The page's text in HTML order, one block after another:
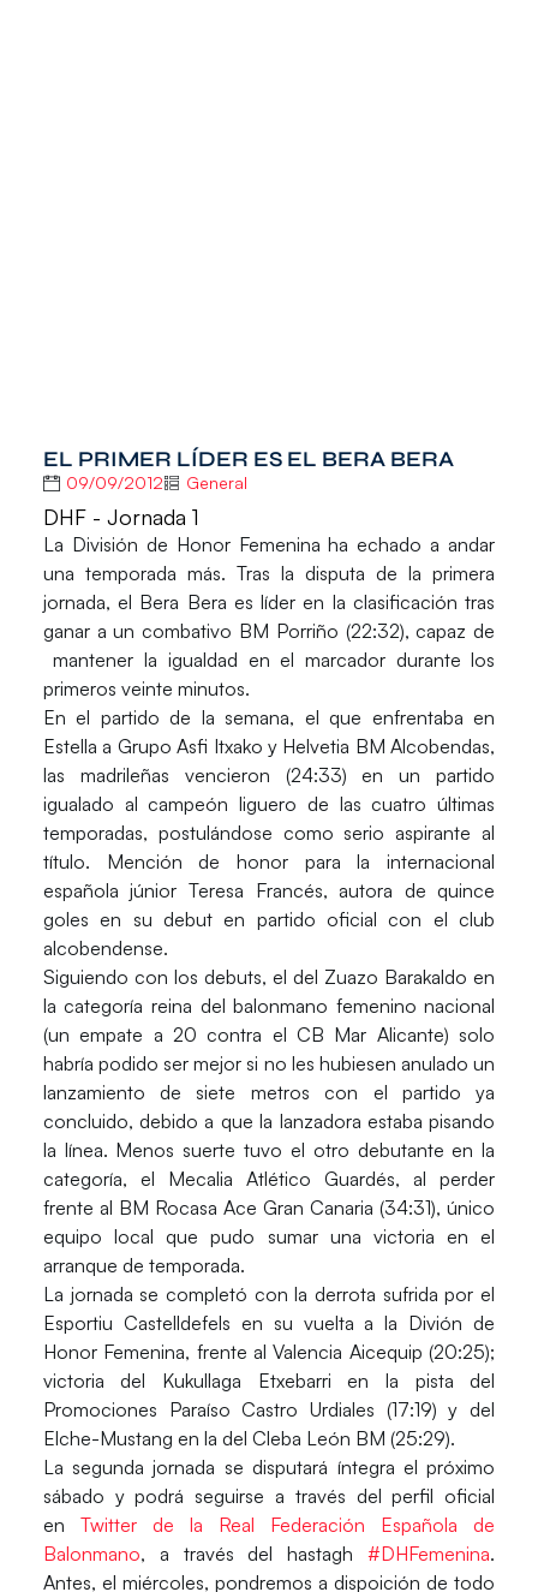
EL PRIMER LÍDER ES EL BERA BERA
09/09/2012 General
DHF - Jornada 1
La División de Honor Femenina ha echado a andar
una temporada más. Tras la disputa de la primera
jornada, el Bera Bera es líder en la clasificación tras
ganar a un combativo BM Porriño (22:32), capaz de
mantener la igualdad en el marcador durante los
primeros veinte minutos.
En el partido de la semana, el que enfrentaba en
Estella a Grupo Asfi Itxako y Helvetia BM Alcobendas,
las madrileñas vencieron (24:33) en un partido
igualado al campeón liguero de las cuatro últimas
temporadas, postulándose como serio aspirante al
título. Mención de honor para la internacional
española júnior Teresa Francés, autora de quince
goles en su debut en partido oficial con el club
alcobendense.
Siguiendo con los debuts, el del Zuazo Barakaldo en
la categoría reina del balonmano femenino nacional
(un empate a 20 contra el CB Mar Alicante) solo
habría podido ser mejor si no les hubiesen anulado un
lanzamiento de siete metros con el partido ya
concluido, debido a que la lanzadora estaba pisando
la línea. Menos suerte tuvo el otro debutante en la
categoría, el Mecalia Atlético Guardés, al perder
frente al BM Rocasa Ace Gran Canaria (34:31), único
equipo local que pudo sumar una victoria en el
arranque de temporada.
La jornada se completó con la derrota sufrida por el
Esportiu Castelldefels en su vuelta a la Divión de
Honor Femenina, frente al Valencia Aicequip (20:25);
victoria del Kukullaga Etxebarri en la pista del
Promociones Paraíso Castro Urdiales (17:19) y del
Elche-Mustang en la del Cleba León BM (25:29).
La segunda jornada se disputará íntegra el próximo
sábado y podrá seguirse a través del perfil oficial
en Twitter de la Real Federación Española de
Balonmano, a través del hastagh#DHFemenina.
Antes, el miércoles, pondremos a dispoición de todo